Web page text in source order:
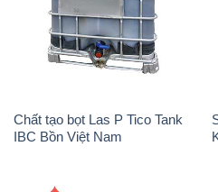
Chất tạo bọt Las P Tico Tank
IBC Bồn Việt Nam